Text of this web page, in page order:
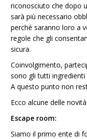
riconosciuto che dopo
sarà più necessario
perché saranno loro a
regole che gli
sicura.
Coinvolgimento,
sono gli tutti
A questo punto non
Ecco alcune delle
Escape room:
Siamo il primo ente di